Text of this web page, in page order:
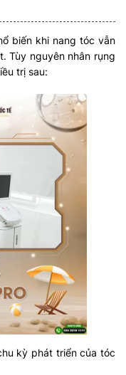
biến khi nang tóc vẫn
Tùy nguyên nhân rụng
trị sau:
kỳ phát triển của tóc